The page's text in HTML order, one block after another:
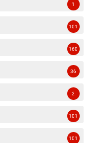
1
101
160
36
2
101
101